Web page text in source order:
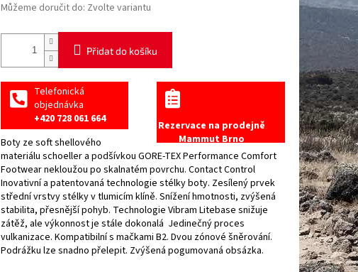
Můžeme doručit do: Zvolte variantu
Přidat do košíku
Rezervace na prodejně
Mammut Brno
Telefonická
objednávka
+420 728 061 664
Boty ze soft shellového
materiálu schoeller a podšívkou GORE-TEX Performance Comfort
Footwear nekloužou po skalnatém povrchu. Contact Control
Inovativní a patentovaná technologie stélky boty. Zesílený prvek
střední vrstvy stélky v tlumicím klíně. Snížení hmotnosti, zvýšená
stabilita, přesnější pohyb. Technologie Vibram Litebase snižuje
zátěž, ale výkonnost je stále dokonalá Jedinečný proces
vulkanizace. Kompatibilní s mačkami B2. Dvou zónové šněrování.
Podrážku lze snadno přelepit. Zvýšená pogumovaná obsázka.